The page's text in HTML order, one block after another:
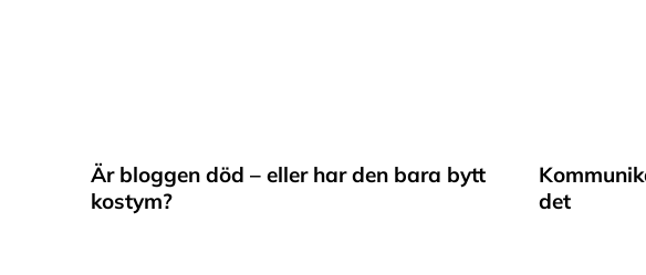
Är bloggen död – eller har den bara bytt
kostym?
det